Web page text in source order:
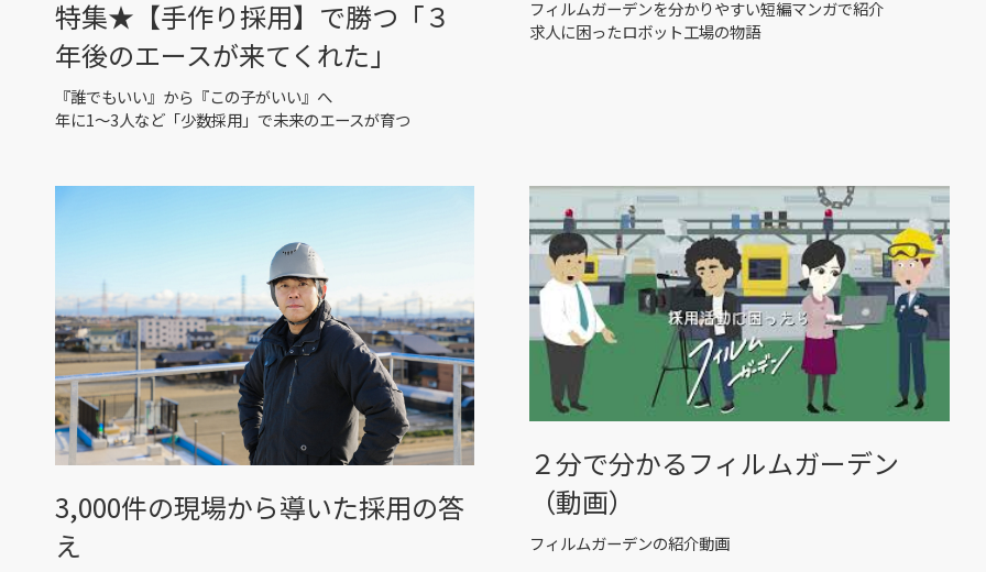
特集★【手作り採用】で勝つ「３
年後のエースが来てくれた」
『誰でもいい』から『この子がいい』へ
年に1〜3人など「少数採用」で未来のエースが育つ
フィルムガーデンを分かりやすい短編マンガで紹介
求人に困ったロボット工場の物語
3,000件の現場から導いた採用の答
え
２分で分かるフィルムガーデン
（動画）
フィルムガーデンの紹介動画